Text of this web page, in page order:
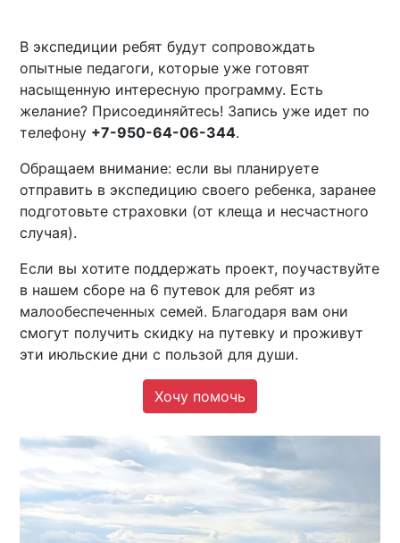
В экспедиции ребят будут сопровождать
опытные педагоги, которые уже готовят
насыщенную интересную программу. Есть
желание? Присоединяйтесь! Запись уже идет по
телефону +7-950-64-06-344.
Обращаем внимание: если вы планируете
отправить в экспедицию своего ребенка, заранее
подготовьте страховки (от клеща и несчастного
случая).
Если вы хотите поддержать проект, поучаствуйте
в нашем сборе на 6 путевок для ребят из
малообеспеченных семей. Благодаря вам они
смогут получить скидку на путевку и проживут
эти июльские дни с пользой для души.
Хочу помочь